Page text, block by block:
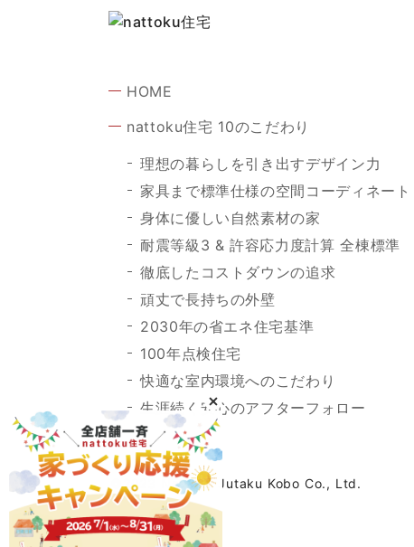
HOME
nattoku住宅 10のこだわり
理想の暮らしを引き出すデザイン力
家具まで標準仕様の空間コーディネート
身体に優しい自然素材の家
耐震等級3 & 許容応力度計算 全棟標準
徹底したコストダウンの追求
頑丈で長持ちの外壁
2030年の省エネ住宅基準
100年点検住宅
快適な室内環境へのこだわり
生涯続く安心のアフターフォロー
©2023 Nattoku Jutaku Kobo Co., Ltd.